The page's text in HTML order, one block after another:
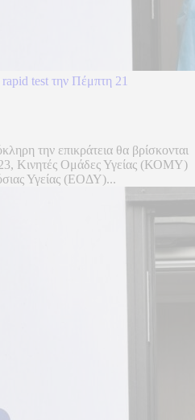
test την Πέμπτη 21
την επικράτεια θα βρίσκονται
Κινητές Ομάδες Υγείας (ΚΟΜΥ)
Υγείας (ΕΟΔΥ)...